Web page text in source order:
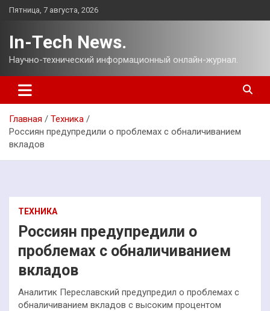
Перейти
Пятница, 7 августа, 2026
In-Tech News.
Научно-технический информационный онлайн-журнал.
Главная
Техника
Россиян предупредили о проблемах с обналичиванием
вкладов
ТЕХНИКА
Россиян предупредили о
проблемах с обналичиванием
вкладов
Аналитик Переславский предупредил о проблемах с
обналичиванием вкладов с высоким процентом